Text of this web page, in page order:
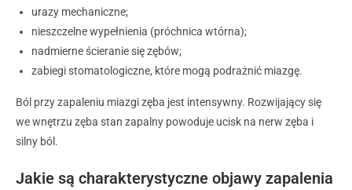
urazy mechaniczne;
nieszczelne wypełnienia (próchnica wtórna);
nadmierne ścieranie się zębów;
zabiegi stomatologiczne, które mogą podrażnić miazgę.
Ból przy zapaleniu miazgi zęba jest intensywny. Rozwijający się
we wnętrzu zęba stan zapalny powoduje ucisk na nerw zęba i
silny ból.
Jakie są charakterystyczne objawy zapalenia